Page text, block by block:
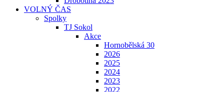
VOLNÝ ČAS
Spolky
TJ Sokol
Akce
Hornobělská 30
2026
2025
2024
2023
2022